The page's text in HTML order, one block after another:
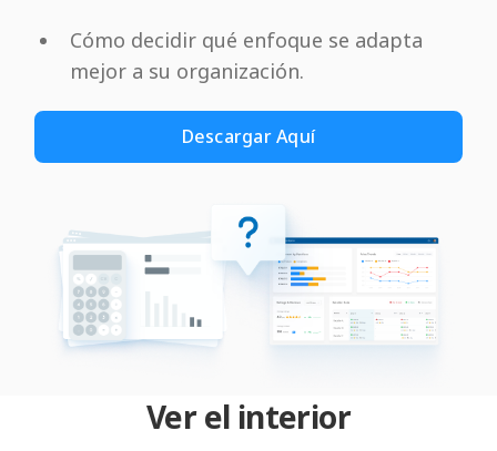
Cómo decidir qué enfoque se adapta
mejor a su organización.
Descargar Aquí
Ver el interior